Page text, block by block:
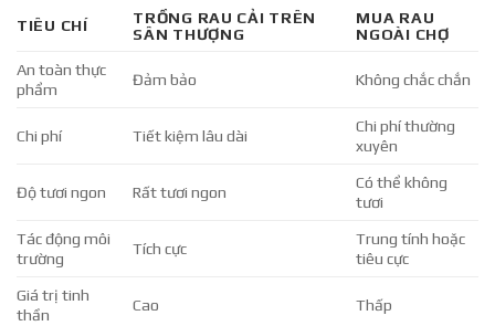
TIÊU CHÍ
TRỒNG RAU CẢI TRÊN
SÂN THƯỢNG
MUA RAU
NGOÀI CHỢ
An toàn thực
phẩm
Đảm bảo Không chắc chắn
Chi phí Tiết kiệm lâu dài
Chi phí thường
xuyên
Độ tươi ngon Rất tươi ngon
Có thể không
tươi
Tác động môi
trường
Tích cực
Trung tính hoặc
tiêu cực
Giá trị tinh
thần
Cao Thấp